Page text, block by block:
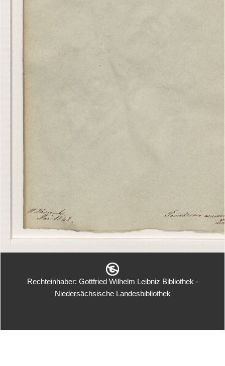
Rechteinhaber: Gottfried Wilhelm Leibniz Bibliothek -
Niedersächsische Landesbibliothek